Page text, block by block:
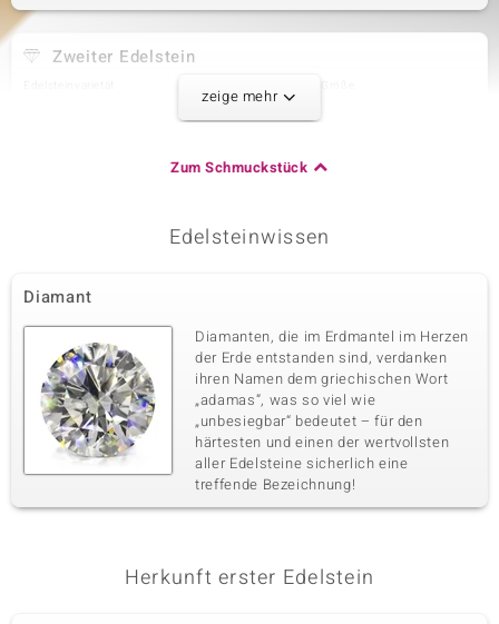
Zweiter Edelstein
2 à 4,5x3,5 mm
Oktagon-Smaragdschliff
Edelsteinvarietät
SI2 (H) Diamant 34 à 1 mm
Karatgewicht Summe
0,234 ct
Schliff
Runder Brillantschliff
Fassung
Krappenfassung
Herkunft
Afrika
Karatgewicht Summe Schliff
Runder Brillantschliff
zeige mehr
Zum Schmuckstück
Edelsteinwissen
Diamant
Diamanten, die im Erdmantel im Herzen
der Erde entstanden sind, verdanken
ihren Namen dem griechischen Wort
„adamas“, was so viel wie
„unbesiegbar“ bedeutet – für den
härtesten und einen der wertvollsten
aller Edelsteine sicherlich eine
treffende Bezeichnung!
Herkunft erster Edelstein